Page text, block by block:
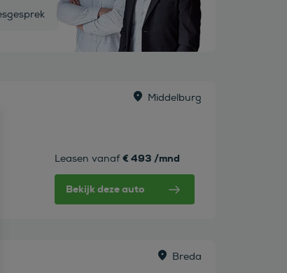
Middelburg
Leasen vanaf € 493 /mnd
Bekijk deze auto
Breda